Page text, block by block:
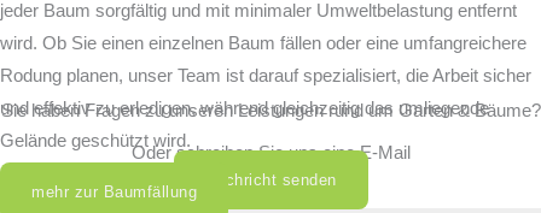
jeder Baum sorgfältig und mit minimaler Umweltbelastung entfernt
wird. Ob Sie einen einzelnen Baum fällen oder eine umfangreichere
Rodung planen, unser Team ist darauf spezialisiert, die Arbeit sicher
und effektiv zu erledigen, während gleichzeitig das umliegende
Gelände geschützt wird.
mehr zur Baumfällung
Sie haben Fragen zu unseren Leistungen rund um Garten & Bäume?
Oder schreiben Sie uns eine E-Mail
Nachricht senden